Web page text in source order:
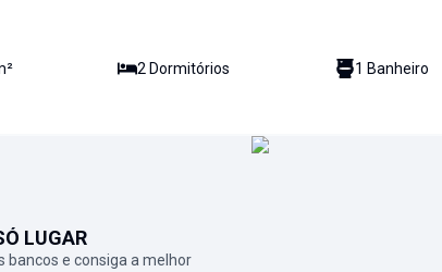
2 Dormitórios 1 Banheiro
LUGAR
e consiga a melhor